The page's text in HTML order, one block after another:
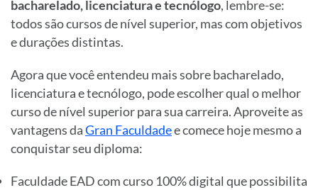
bacharelado, licenciatura e tecnólogo, lembre-se:
todos são cursos de nível superior, mas com objetivos
e durações distintas.
Agora que você entendeu mais sobre bacharelado,
licenciatura e tecnólogo, pode escolher qual o melhor
curso de nível superior para sua carreira. Aproveite as
vantagens daGran Faculdadee comece hoje mesmo a
conquistar seu diploma:
Faculdade EAD com curso 100% digital que possibilita